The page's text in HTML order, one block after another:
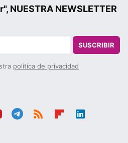
NUESTRA NEWSLETTER
SUSCRIBIR
política de privacidad